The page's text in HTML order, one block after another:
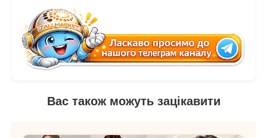
Вас також можуть зацікавити